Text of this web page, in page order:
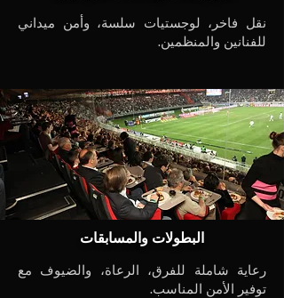
نقل فاخر، لوجستيات سلسة، وأمن ميداني
للفنانين والمنظمين.
البطولات والمسابقات
رعاية شاملة للفرق، الرعاة، والضيوف مع
توفير الأمن المناسب.